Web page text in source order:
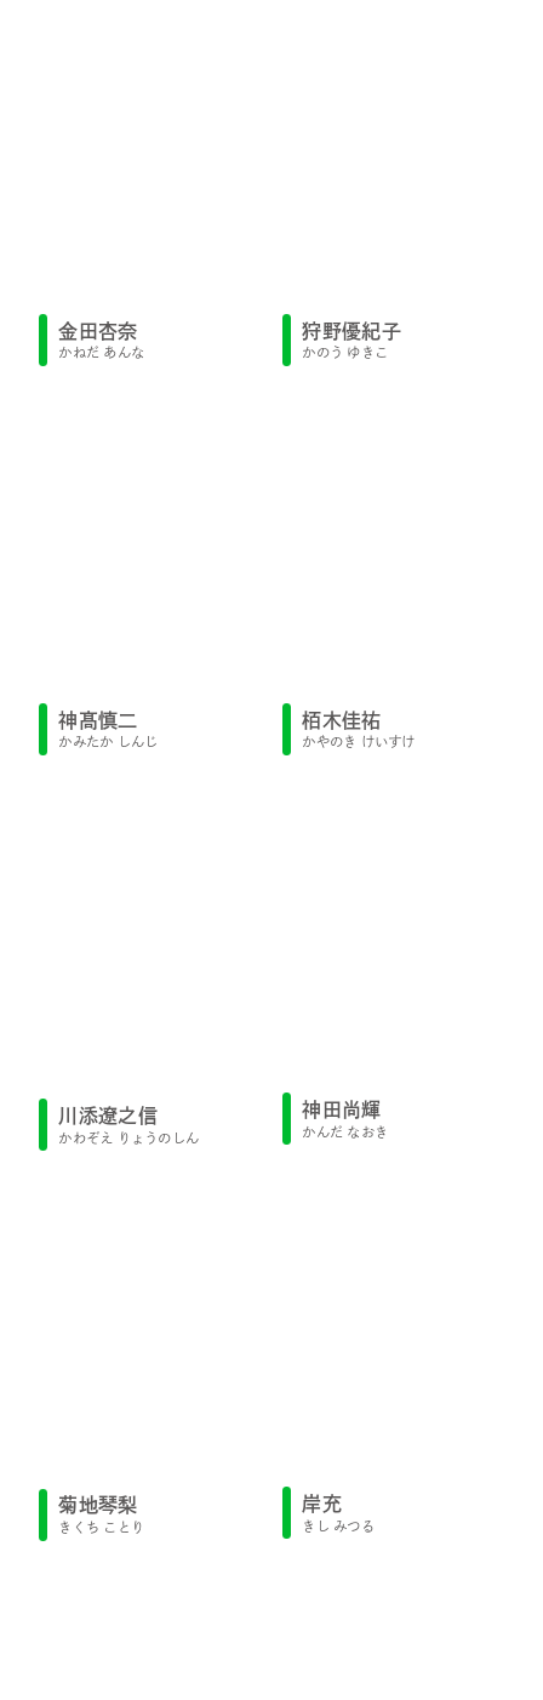
金田杏奈
かねだ あんな
狩野優紀子
かのう ゆきこ
神髙慎二
かみたか しんじ
栢木佳祐
かやのき けいすけ
川添遼之信
かわぞえ りょうのしん
神田尚輝
かんだ なおき
菊地琴梨
きくち ことり
岸充
きし みつる